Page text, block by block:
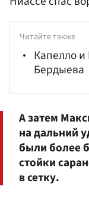
Читайте также
Капелло
Бердыева
А затем
на дальний
были более
стойки
в сетку.